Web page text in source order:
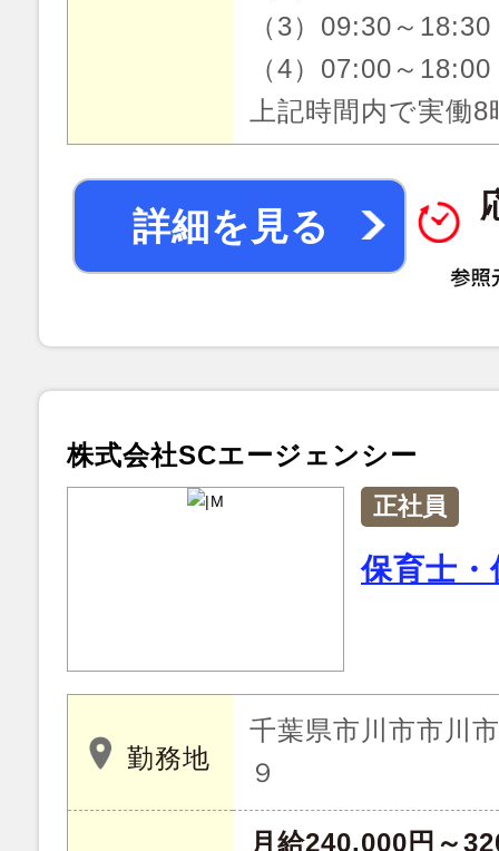
（3）09:30～18:30
（4）07:00～18:00
上記時間内で実働
詳細を見る
株式会社SCエージェンシー
正社員
保育士
勤務地
千葉県市川市市川
９
月給240,000円～